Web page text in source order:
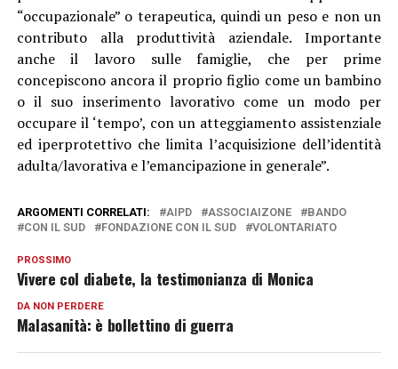
“occupazionale” o terapeutica, quindi un peso e non un
contributo alla produttività aziendale. Importante
anche il lavoro sulle famiglie, che per prime
concepiscono ancora il proprio figlio come un bambino
o il suo inserimento lavorativo come un modo per
occupare il ‘tempo’, con un atteggiamento assistenziale
ed iperprotettivo che limita l’acquisizione dell’identità
adulta/lavorativa e l’emancipazione in generale”.
ARGOMENTI CORRELATI: AIPD ASSOCIAIZONE
BANDO
CON IL SUD
FONDAZIONE CON IL SUD VOLONTARIATO
PROSSIMO
Vivere col diabete, la testimonianza di Monica
DA NON PERDERE
Malasanità: è bollettino di guerra